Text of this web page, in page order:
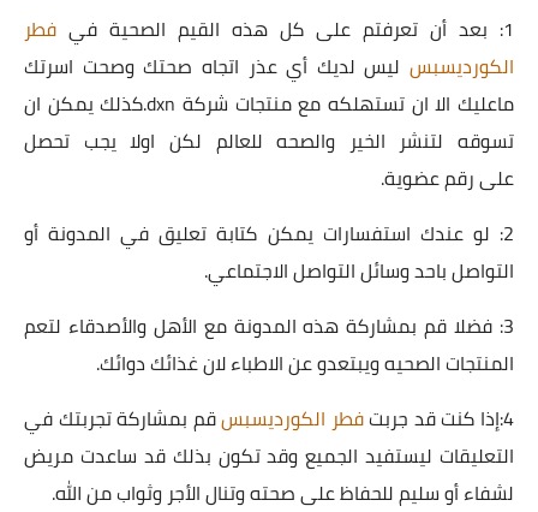
1: بعد أن تعرفتم على كل هذه القيم الصحية في
فطر
الكورديسبس ليس لديك أي عذر اتجاه صحتك وصحت اسرتك
ماعليك الا ان تستهلكه مع منتجات شركة dxn.كذلك يمكن ان
تسوقه لتنشر الخير والصحه للعالم لكن اولا يجب تحصل
علىرقم عضوية.
2: لو عندك استفسارات يمكن كتابة تعليق في المدونة أو
التواصل باحد وسائل التواصل الاجتماعي.
3: فضلا قم بمشاركة هذه المدونة مع الأهل والأصدقاء لتعم
المنتجات الصحيه ويبتعدو عن الاطباء لان غذائك دوائك.
4:إذا كنت قد جربت
فطر الكورديسبسقم بمشاركة تجربتك في
التعليقات ليستفيد الجميع وقد تكون بذلك قد ساعدت مريض
لشفاء أو سليم للحفاظ على صحته وتنال الأجر وثواب من الله.